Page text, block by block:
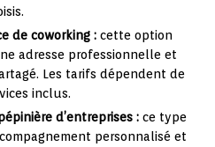
de coworking : cette option
adresse professionnelle et
Les tarifs dépendent de
inclus.
d’entreprises : ce type
personnalisé et